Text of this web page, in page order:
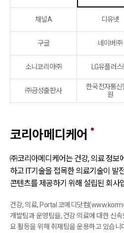
채널A 디유넷
구글 네이버㈜
소니코리아㈜ LG유플러
㈜금성출판사
한국전자통신
원
코리아메디케어
㈜코리아메디케어는 건강, 의료 정보
하고 IT기술을 접목한의료기술이 발
콘텐츠를 제공하기 위해 설립된 회사
건강, 의료, Portal 코메디닷컴
개발팀과 운영팀을, 건강·의료에 대한 신속
요 활등을 위해 취재팀을 운용하고 있습니